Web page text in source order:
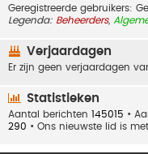
Geregistreerde gebruikers:
Legenda: Beheerders,
Verjaardagen
Er zijn geen verjaardagen
Statistieken
Aantal berichten 145015 •
290 • Ons nieuwste lid is